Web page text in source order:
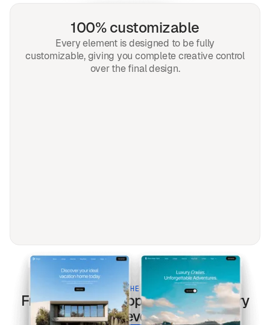
100% customizable
Every element is designed to be fully
customizable, giving you complete creative control
over the final design.
BUILT FOR THE MODERN WEB
Freetemplates optimized for every
screen & every search.